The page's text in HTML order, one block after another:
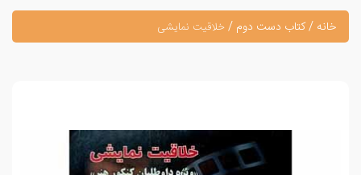
کتاب دست دوم/ خلاقیت نمایشی